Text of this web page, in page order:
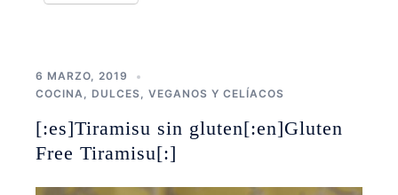
6 MARZO, 2019
COCINA, DULCES, VEGANOS Y CELÍACOS
[:es]Tiramisu sin gluten[:en]Gluten
Free Tiramisu[:]